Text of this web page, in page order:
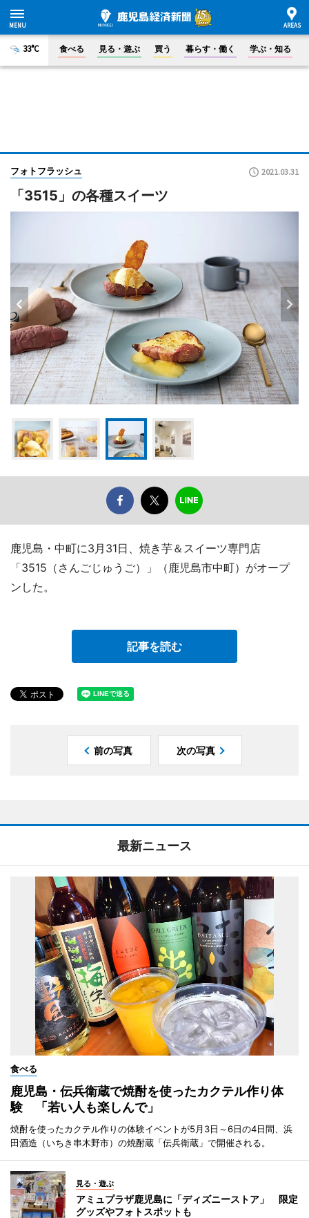
33°C 食べる 見る・遊ぶ 買う 暮らす・働く 学ぶ・知る
フォトフラッシュ 2021.03.31
「3515」の各種スイーツ
鹿児島・中町に3月31日、焼き芋＆スイーツ専門店
「3515（さんごじゅうご）」（鹿児島市中町）がオープ
ンした。
記事を読む
前の写真 次の写真
最新ニュース
食べる
鹿児島・伝兵衛蔵で焼酎を使ったカクテル作り体
験 「若い人も楽しんで」
焼酎を使ったカクテル作りの体験イベントが5月3日～6日の4日間、浜
田酒造（いちき串木野市）の焼酎蔵「伝兵衛蔵」で開催される。
見る・遊ぶ
アミュプラザ鹿児島に「ディズニーストア」 限定
グッズやフォトスポットも